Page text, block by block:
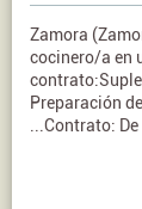
Zamora
cocinero/a en
Preparación
...Contrato: